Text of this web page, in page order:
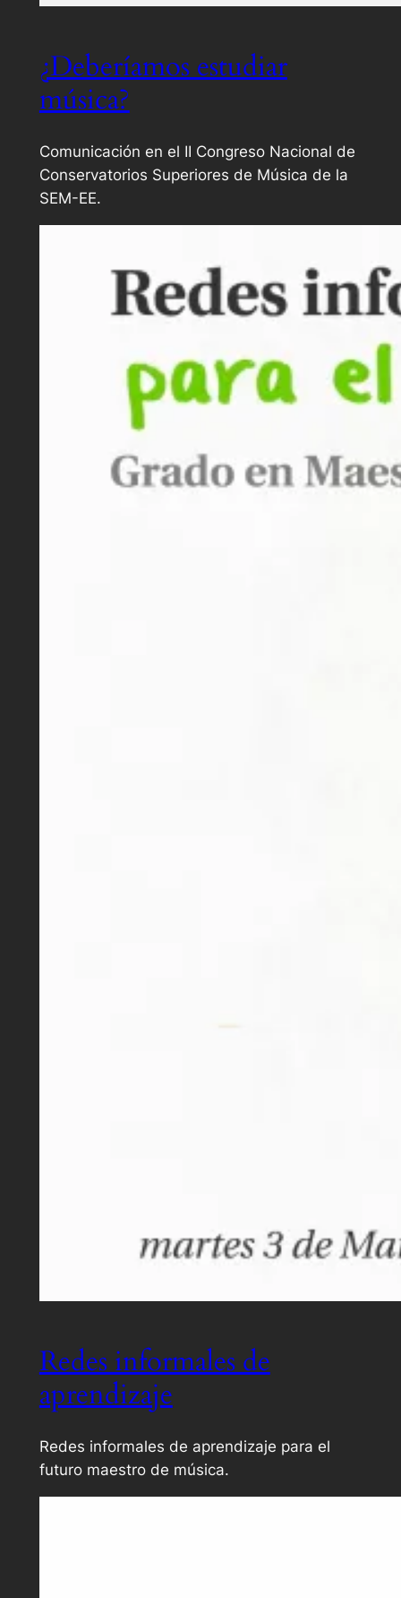
¿Deberíamos estudiar
música?
Comunicación en el II Congreso Nacional de
Conservatorios Superiores de Música de la
SEM-EE.
Redes informales de
aprendizaje
Redes informales de aprendizaje para el
futuro maestro de música.